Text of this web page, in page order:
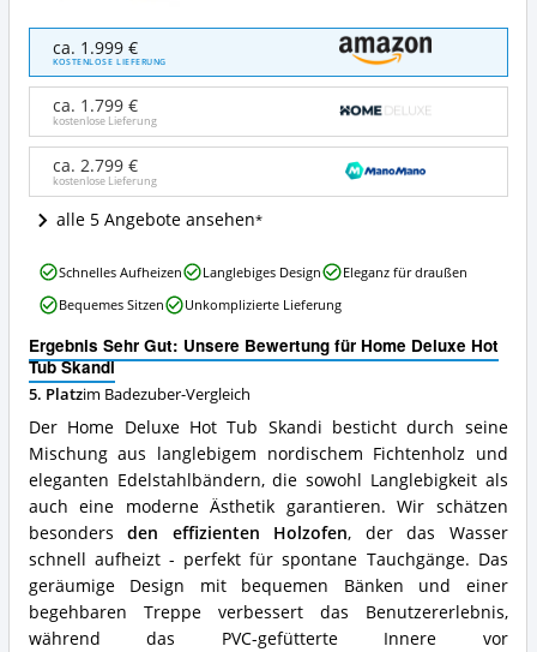
Home
Deluxe
Hot
Tub
Skandi
Angebote:
dieser
Badezuber
ca. 1.999 €
KOSTENLOSE LIEFERUNG
ca. 1.799 €
kostenlose Lieferung
ca. 2.799 €
kostenlose Lieferung
alle 5 Angebote ansehen
Ergebnis Sehr Gut: Unsere Bewertung für Home Deluxe Hot
Tub Skandi
5. Platzim Badezuber-Vergleich
Der Home Deluxe Hot Tub Skandi besticht durch seine
Mischung aus langlebigem nordischem Fichtenholz und
eleganten Edelstahlbändern, die sowohl Langlebigkeit als
auch eine moderne Ästhetik garantieren. Wir schätzen
besondersden effizienten Holzofen, der das Wasser
schnell aufheizt - perfekt für spontane Tauchgänge. Das
geräumige Design mit bequemen Bänken und einer
begehbaren Treppe verbessert das Benutzererlebnis,
während das PVC-gefütterte Innere vor
Home
Deluxe
Hot
Skandi
Vorteile:
Was
spricht
für
diesen
Badezuber?
Schnelles Aufheizen Langlebiges Design
Eleganz für draußen
Bequemes Sitzen
Unkomplizierte Lieferung